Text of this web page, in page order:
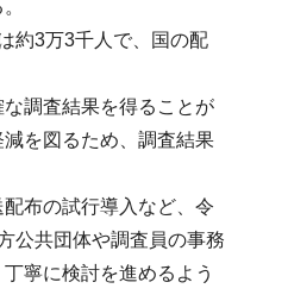
約3万3千人で、国の配
調査結果を得ることが
を図るため、調査結果
布の試行導入など、令
公共団体や調査員の事務
寧に検討を進めるよう